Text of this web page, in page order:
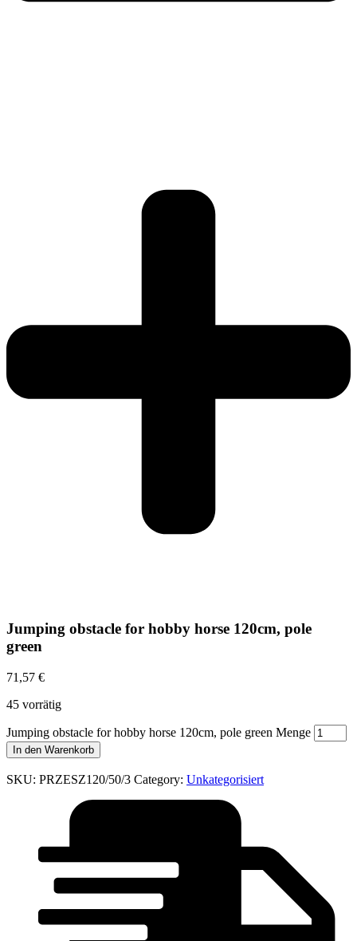
Jumping obstacle for hobby horse 120cm, pole
green
71,57 €
45 vorrätig
Jumping obstacle for hobby horse 120cm, pole green Menge
In den Warenkorb
SKU: PRZESZ120/50/3 Category: Unkategorisiert